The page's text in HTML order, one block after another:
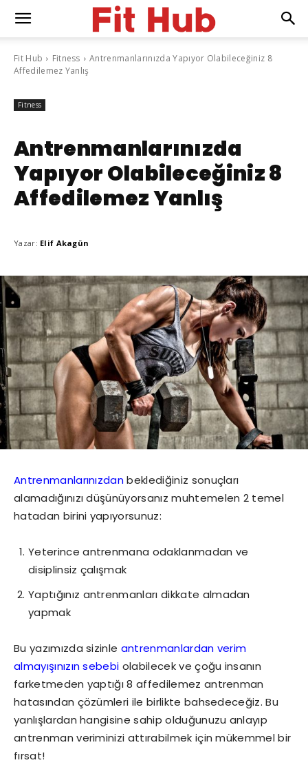
Fit Hub Fitness
Antrenmanlarınızda Yapıyor Olabileceğiniz 8
Affedilemez Yanlış
Fitness
Antrenmanlarınızda
Yapıyor Olabileceğiniz 8
Affedilemez Yanlış
Yazar: Elif Akagün
Antrenmanlarınızdanbeklediğiniz sonuçları
alamadığınızı düşünüyorsanız muhtemelen 2 temel
hatadan birini yapıyorsunuz:
Yeterince antrenmana odaklanmadan ve
disiplinsiz çalışmak
Yaptığınız antrenmanları dikkate almadan
yapmak
Bu yazımızda sizinle antrenmanlardan verim
almayışınızın sebebi olabilecek ve çoğu insanın
farketmeden yaptığı 8 affedilemez antrenman
hatasından çözümleri ile birlikte bahsedeceğiz. Bu
yanlışlardan hangisine sahip olduğunuzu anlayıp
antrenman veriminizi attırabilmek için mükemmel bir
fırsat!